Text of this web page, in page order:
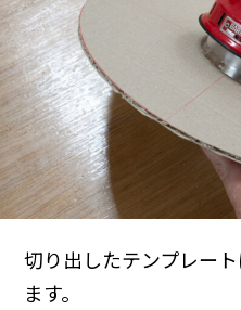
切り出したテンプレー
ます。